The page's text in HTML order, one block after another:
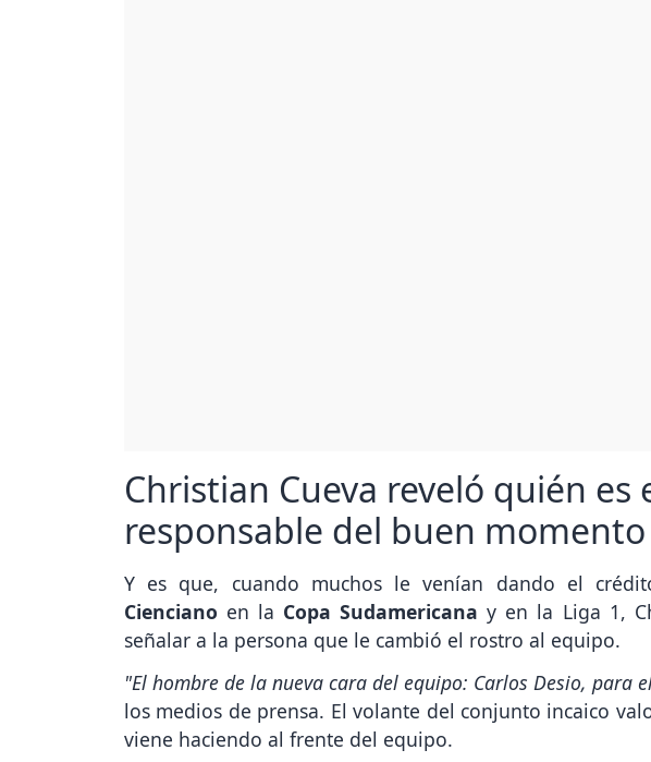
Christian Cueva reveló quién es
responsable del buen
Y es que, cuando muchos le venían dando el
Cienciano en la Copa Sudamericana y en la Liga 1,
señalar a la persona que le cambió el rostro al equipo.
"El hombre de la nueva cara del equipo: Carlos Desio, para
los medios de prensa. El volante del conjunto incaico
viene haciendo al frente del equipo.